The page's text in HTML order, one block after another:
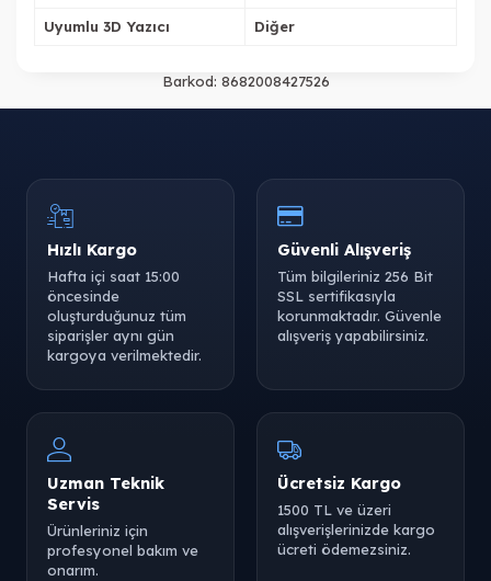
Uyumlu 3D Yazıcı Diğer
Barkod: 8682008427526
Hızlı Kargo
Hafta içi saat 15:00
öncesinde
oluşturduğunuz tüm
siparişler aynı gün
kargoya verilmektedir.
Güvenli Alışveriş
Tüm bilgileriniz 256 Bit
SSL sertifikasıyla
korunmaktadır. Güvenle
alışveriş yapabilirsiniz.
Uzman Teknik
Servis
Ürünleriniz için
profesyonel bakım ve
onarım.
Ücretsiz Kargo
1500 TL ve üzeri
alışverişlerinizde kargo
ücreti ödemezsiniz.